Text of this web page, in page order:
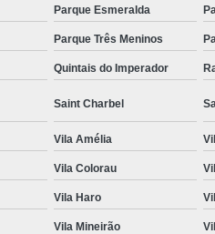
Parque Esmeralda
Parque Três Meninos
Quintais do Imperador
Saint Charbel
Vila Amélia
Vila Colorau
Vila Haro
Vila Mineirão